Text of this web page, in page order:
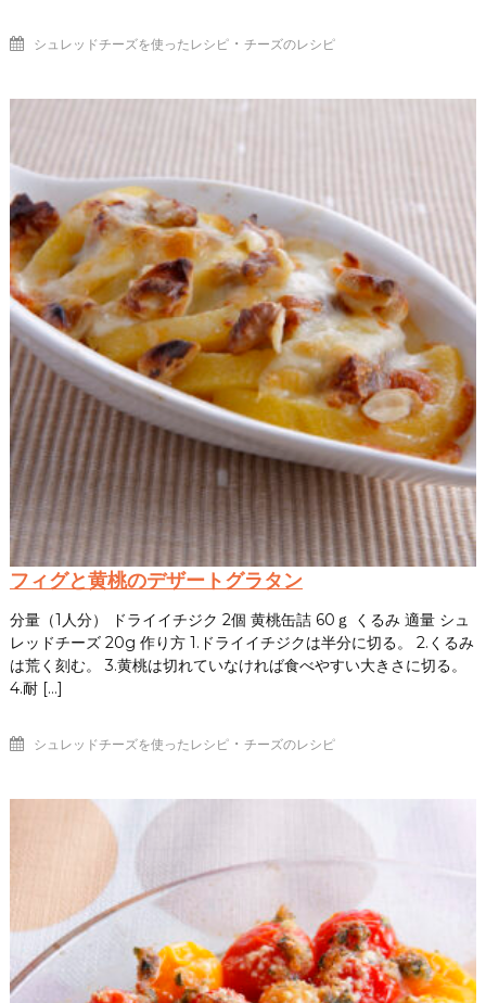
シュレッドチーズを使ったレシピ・ チーズのレシピ
フィグと黄桃のデザートグラタン
分量（1人分） ドライイチジク 2個 黄桃缶詰 60ｇ くるみ 適量 シュ
レッドチーズ 20g 作り方 1.ドライイチジクは半分に切る。 2.くるみ
は荒く刻む。 3.黄桃は切れていなければ食べやすい大きさに切る。
4.耐 […]
シュレッドチーズを使ったレシピ・ チーズのレシピ